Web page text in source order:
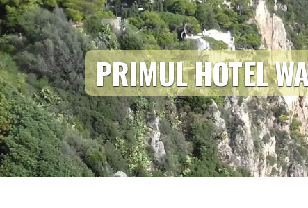
PRIMUL HOTEL